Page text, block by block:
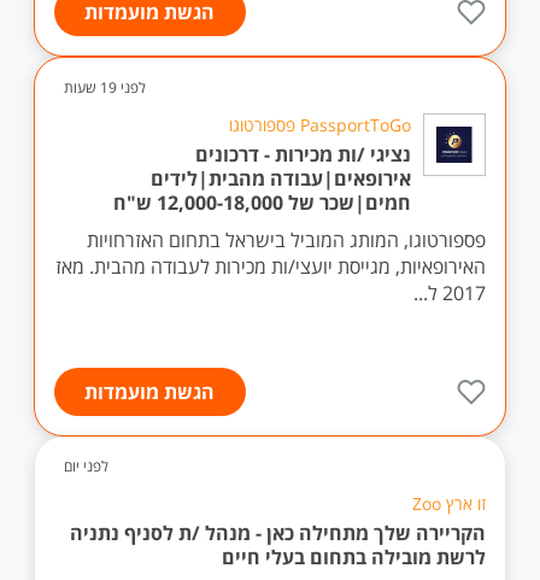
הגשת מועמדות
לפני 19 שעות
PassportToGo פספורטוגו
נציגי /ות מכירות - דרכונים
אירופאים|עבודה מהבית|לידים
חמים|שכר של 12,000-18,000 ש"ח
פספורטוגו, המותג המוביל בישראל בתחום האזרחויות
האירופאיות, מגייסת יועצי/ות מכירות לעבודה מהבית. מאז
2017 ל...
הגשת מועמדות
לפני יום
זו ארץ Zoo
הקריירה שלך מתחילה כאן - מנהל /ת לסניף נתניה
לרשת מובילה בתחום בעלי חיים